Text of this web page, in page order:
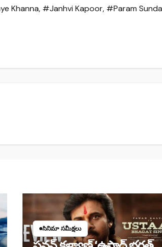
Khanna, #Janhvi Kapoor, #Param
సినిమా సమీక్షలు